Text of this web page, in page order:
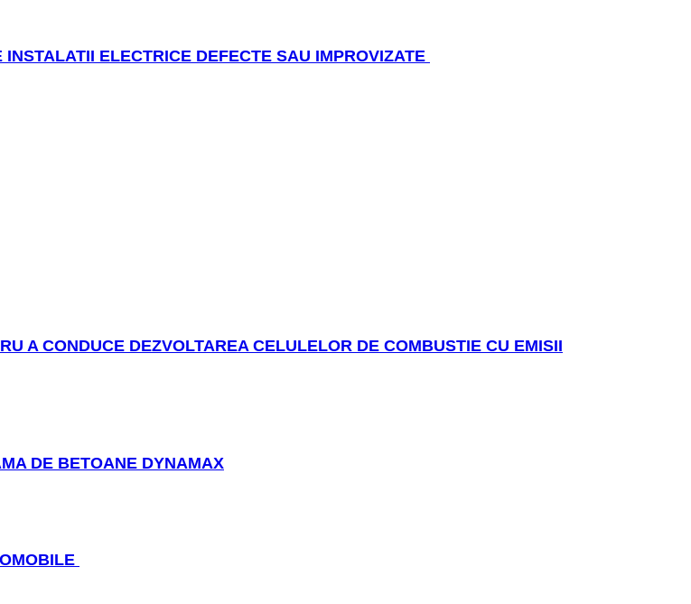
ELECTRICE DEFECTE SAU IMPROVIZATE
A CONDUCE DEZVOLTAREA CELULELOR DE COMBUSTIE CU EMISII
DE BETOANE DYNAMAX